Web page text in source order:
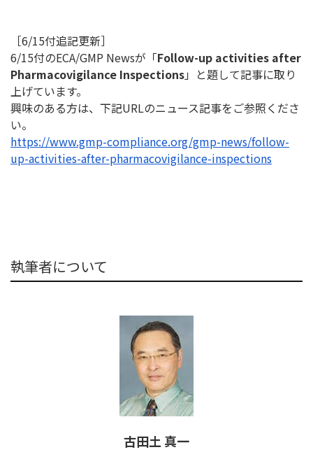
［6/15付追記更新］
6/15付のECA/GMP Newsが「Follow-up activities after
Pharmacovigilance Inspections」と題して記事に取り
上げています。
興味のある方は、下記URLのニュース記事をご参照くださ
い。
https://www.gmp-compliance.org/gmp-news/follow-
up-activities-after-pharmacovigilance-inspections
執筆者について
古田土 真一